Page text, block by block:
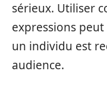
sérieux. Utiliser
expressions
un individu est
audience.